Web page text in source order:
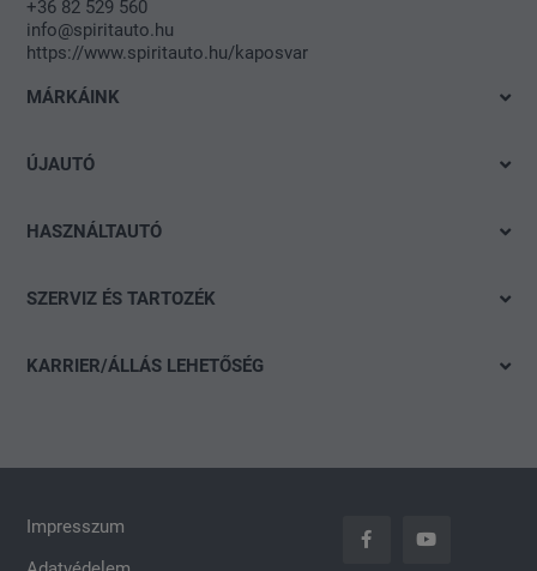
+36 82 529 560
info@spiritauto.hu
https://www.spiritauto.hu/kaposvar
MÁRKÁINK
Audi
CUPRA
ÚJAUTÓ
Ajánlatok és akciók
Konfigurálás
HASZNÁLTAUTÓ
Részletes keresés
SZERVIZ ÉS TARTOZÉK
Szervizidőpont-foglalás
KARRIER/ÁLLÁS LEHETŐSÉG
Impresszum